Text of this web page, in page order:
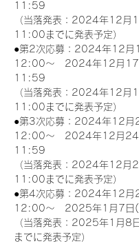
11:59
（当落発表：2024年12月
11:00までに発表予定）
●第2次応募：2024年12月
12:00～　2024年12月17
11:59
（当落発表：2024年12月
11:00までに発表予定）
●第3次応募：2024年12月
12:00～　2024年12月24
11:59
（当落発表：2024年12月
11:00までに発表予定）
●第4次応募：2024年12月
12:00～　2025年1月7日
（当落発表：2025年1月8
までに発表予定）